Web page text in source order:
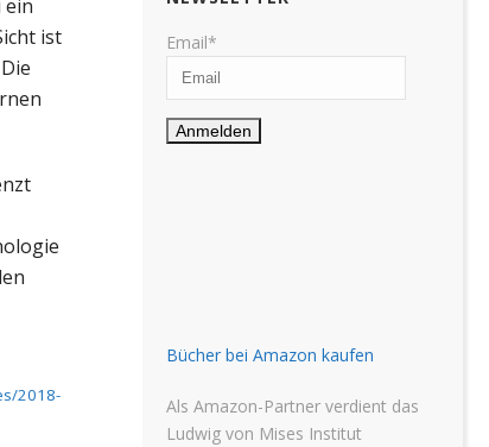
ein
ist
2018-
Email*
Bücher bei Amazon kaufen
Als Amazon-Partner verdient das
Ludwig von Mises Institut